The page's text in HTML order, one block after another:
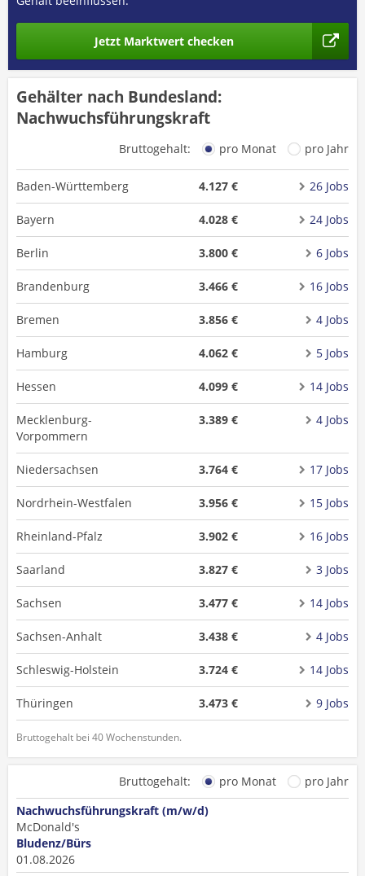
Jetzt Marktwert checken
Gehälter nach Bundesland:
Nachwuchsführungskraft
Bruttogehalt: pro Monat pro Jahr
Baden-Württemberg 4.127 € 26 Jobs
Bayern 4.028 € 24 Jobs
Berlin 3.800 € 6 Jobs
Brandenburg 3.466 € 16 Jobs
Bremen 3.856 € 4 Jobs
Hamburg 4.062 € 5 Jobs
Hessen 4.099 € 14 Jobs
Mecklenburg-
Vorpommern
3.389 € 4 Jobs
Niedersachsen 3.764 € 17 Jobs
Nordrhein-Westfalen 3.956 € 15 Jobs
Rheinland-Pfalz 3.902 € 16 Jobs
Saarland 3.827 € 3 Jobs
Sachsen 3.477 € 14 Jobs
Sachsen-Anhalt 3.438 € 4 Jobs
Schleswig-Holstein 3.724 € 14 Jobs
Thüringen 3.473 € 9 Jobs
Bruttogehalt bei 40 Wochenstunden.
Bruttogehalt: pro Monat
pro Jahr
Nachwuchsführungskraft (m/w/d)
McDonald's
Bludenz/Bürs
01.08.2026